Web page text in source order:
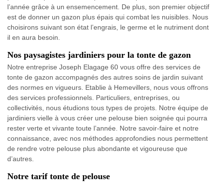
l’année grâce à un ensemencement. De plus, son premier objectif
est de donner un gazon plus épais qui combat les nuisibles. Nous
choisirons suivant son état l’engrais, le germe et le nutriment dont
il en aura besoin.
Nos paysagistes jardiniers pour la tonte de gazon
Notre entreprise Joseph Elagage 60 vous offre des services de
tonte de gazon accompagnés des autres soins de jardin suivant
des normes en vigueurs. Etablie à Hemevillers, nous vous offrons
des services professionnels. Particuliers, entreprises, ou
collectivités, nous étudions tous types de projets. Notre équipe de
jardiniers vielle à vous créer une pelouse bien soignée qui pourra
rester verte et vivante toute l’année. Notre savoir-faire et notre
connaissance, avec nos méthodes approfondies nous permettent
de rendre votre pelouse plus abondante et vigoureuse que
d’autres.
Notre tarif tonte de pelouse